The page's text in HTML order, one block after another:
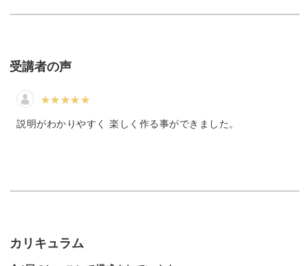
可愛くて安定して置けるテトラ型で作っていきましょう。
さいね♪
受講者の声
説明がわかりやすく 楽しく作る事ができました。
カリキュラム